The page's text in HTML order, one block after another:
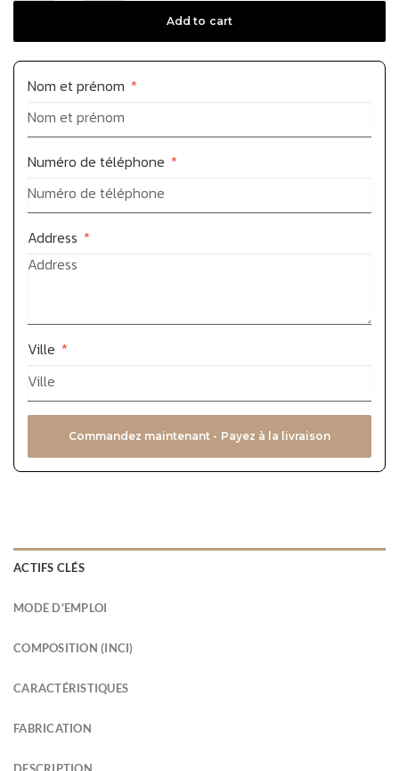
Add to cart
Nom et prénom *
Numéro de téléphone *
Address *
Ville *
Commandez maintenant - Payez à la livraison
ACTIFS CLÉS
MODE D'EMPLOI
COMPOSITION (INCI)
CARACTÉRISTIQUES
FABRICATION
DESCRIPTION